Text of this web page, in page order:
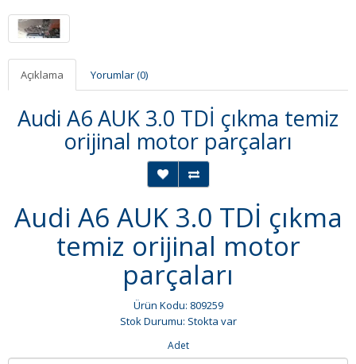
Açıklama Yorumlar (0)
Audi A6 AUK 3.0 TDİ çıkma temiz
orijinal motor parçaları
Audi A6 AUK 3.0 TDİ çıkma
temiz orijinal motor
parçaları
Ürün Kodu: 809259
Stok Durumu: Stokta var
Adet